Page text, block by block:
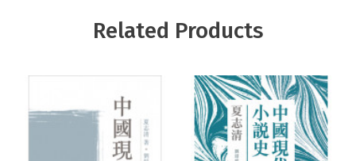
Related Products